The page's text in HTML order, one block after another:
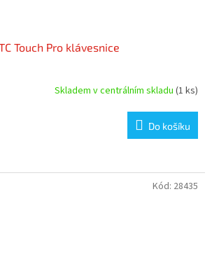
Touch Pro klávesnice
Skladem v centrálním skladu (1 ks)
Do košíku
Kód: 28435